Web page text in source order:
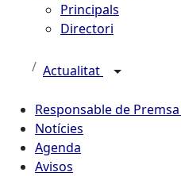
Principals
Directori
Actualitat
Responsable de
Notícies
Agenda
Avisos